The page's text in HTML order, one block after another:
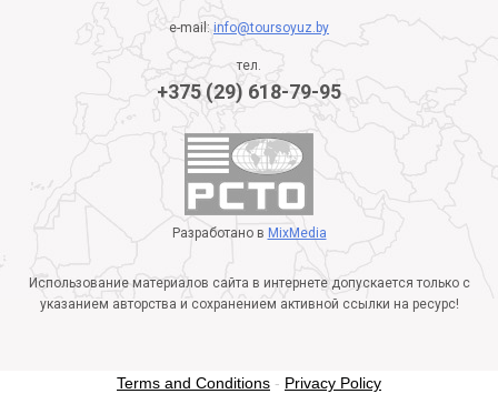
e-mail:info@toursoyuz.by
тел.
+375 (29) 618-79-95
Разработано в MixMedia
Использование материалов сайта в интернете допускается только с
указанием авторства и сохранением активной ссылки на ресурс!
Terms and Conditions - Privacy Policy